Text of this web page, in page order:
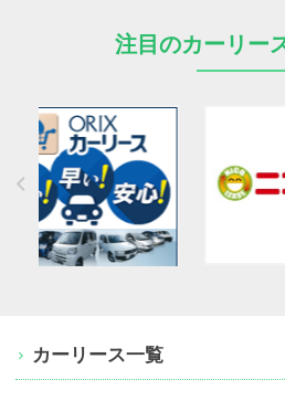
注目のカーリー
カーリース一覧